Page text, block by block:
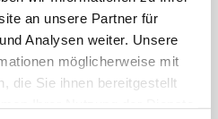
an unsere Partner für
Analysen weiter. Unsere
möglicherweise mit
die Sie ihnen bereitgestellt